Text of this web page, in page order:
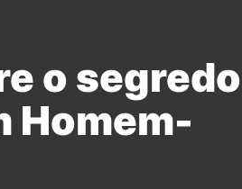
o segredo
Homem-